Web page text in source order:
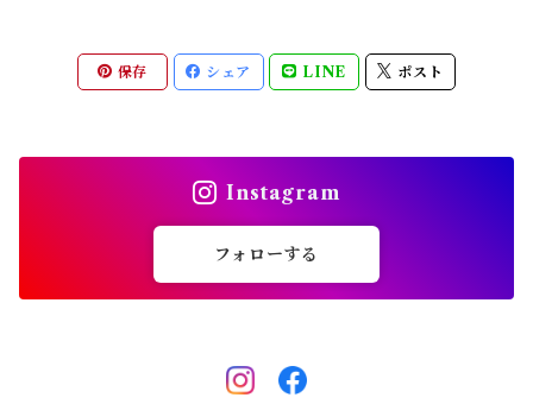
全てのアイテム
パンツ・ショートパンツ
スカート・ワンピース
キャップ・バイザー
ソックス
WOMENS
ACC
保存 シェア LINE ポスト
Instagram
フォローする